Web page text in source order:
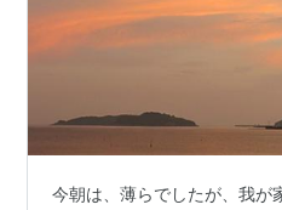
今朝は、薄らでしたが、我が